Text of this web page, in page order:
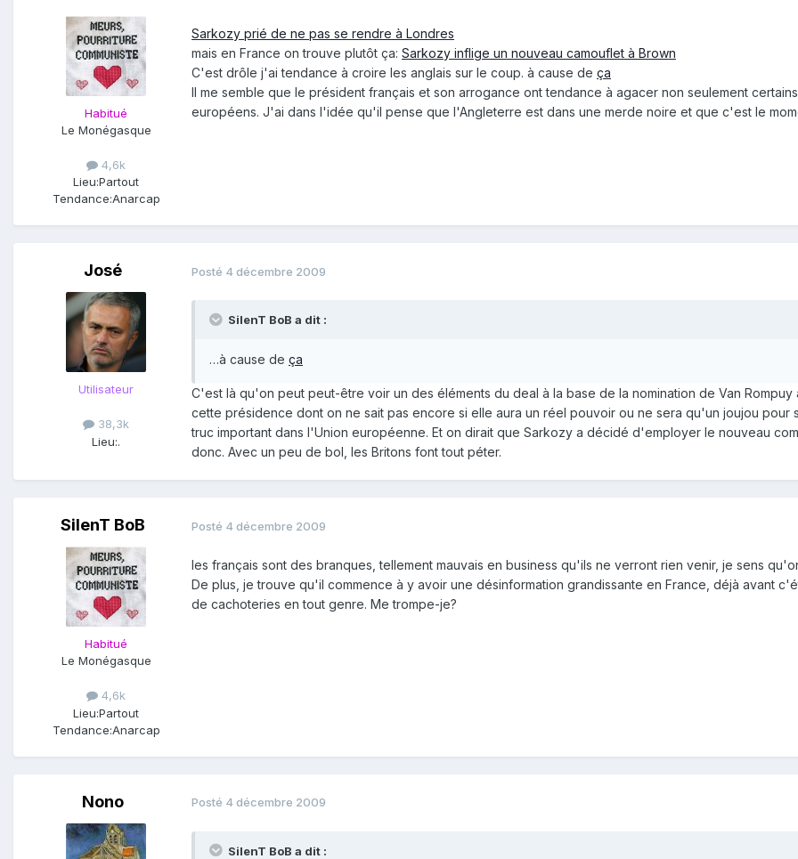
Habitué
Le Monégasque
4,6k
Lieu:Partout
Tendance:Anarcap
Sarkozy prié de ne pas se rendre à Londres
mais en France on trouve plutôt ça: Sarkozy inflige un nouveau camouflet à Brown
C'est drôle j'ai tendance à croire les anglais sur le coup. à cause de ça
Il me semble que le président français et son arrogance ont tendance à agacer non seulement
européens. J'ai dans l'idée qu'il pense que l'Angleterre est dans une merde noire et que c'est le
José
Utilisateur
38,3k
Lieu:.
Posté 4 décembre 2009
SilenT BoB a dit :
…à cause de ça
C'est là qu'on peut peut-être voir un des éléments du deal à la base de la nomination de Van
cette présidence dont on ne sait pas encore si elle aura un réel pouvoir ou ne sera qu'un joujou pour
truc important dans l'Union européenne. Et on dirait que Sarkozy a décidé d'employer le nouveau
donc. Avec un peu de bol, les Britons font tout péter.
SilenT BoB
Habitué
Le Monégasque
4,6k
Lieu:Partout
Tendance:Anarcap
Posté 4 décembre 2009
les français sont des branques, tellement mauvais en business qu'ils ne verront rien venir, je sens
De plus, je trouve qu'il commence à y avoir une désinformation grandissante en France, déjà avant
de cachoteries en tout genre. Me trompe-je?
Nono Posté 4 décembre 2009
SilenT BoB a dit :